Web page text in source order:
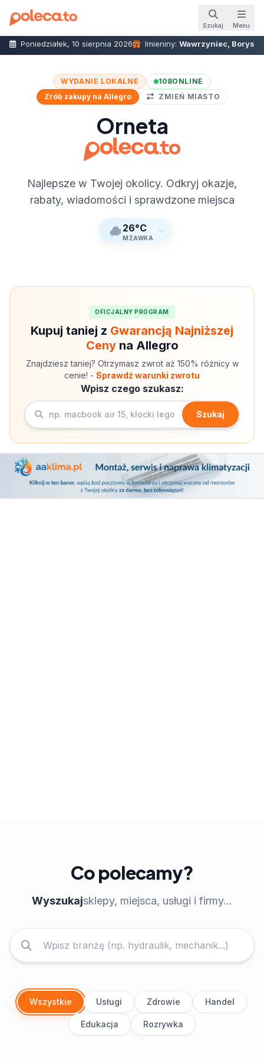
Szukaj Menu
Poniedziałek, 10 sierpnia 2026 Imieniny: Wawrzyniec, Borys
WYDANIE LOKALNE 108ONLINE
Zrób zakupy na Allegro
ZMIEŃ MIASTO
Orneta
Najlepsze w Twojej okolicy. Odkryj okazje,
rabaty, wiadomości i sprawdzone miejsca
26°C
MŻAWKA
OFICJALNY PROGRAM
Kupuj taniej z Gwarancją Najniższej
Cenyna Allegro
Znajdziesz taniej? Otrzymasz zwrot aż 150% różnicy w
cenie! - Sprawdź warunki zwrotu
Wpisz czego szukasz:
Szukaj
Co polecamy?
Wyszukajsklepy, miejsca, usługi i firmy...
Wszystkie Usługi Zdrowie Handel
Edukacja Rozrywka